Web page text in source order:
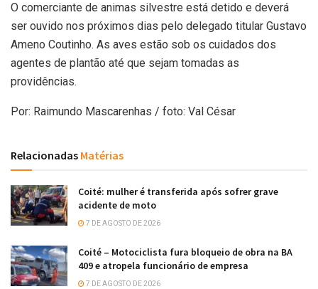
O comerciante de animas silvestre está detido e deverá
ser ouvido nos próximos dias pelo delegado titular Gustavo
Ameno Coutinho. As aves estão sob os cuidados dos
agentes de plantão até que sejam tomadas as
providências.
Por: Raimundo Mascarenhas / foto: Val César
Relacionadas Matérias
Coité: mulher é transferida após sofrer grave
acidente de moto
7 DE AGOSTO DE 2026
Coité – Motociclista fura bloqueio de obra na BA
409 e atropela funcionário de empresa
7 DE AGOSTO DE 2026